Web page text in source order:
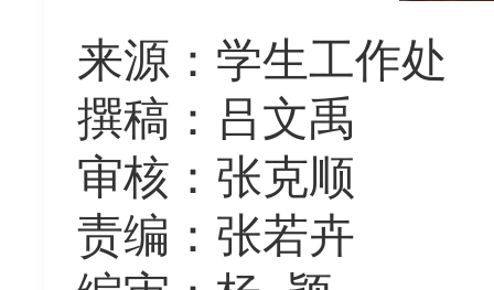
来源 ： 学生工作处
撰稿：吕文禹
审核：张克顺
责编：张若卉